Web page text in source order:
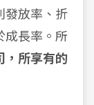
發放率、折
成長率。所
，所享有的